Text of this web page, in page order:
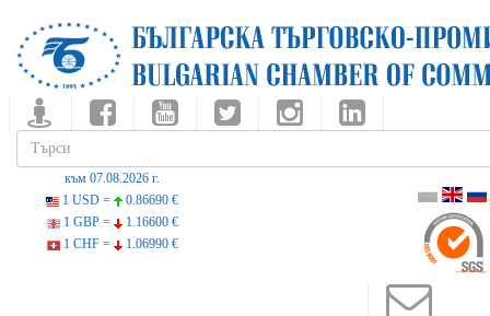
към 07.08.2026 г.
1 USD =
0.86690 €
1 GBP =
1.16600 €
1 CHF =
1.06990 €